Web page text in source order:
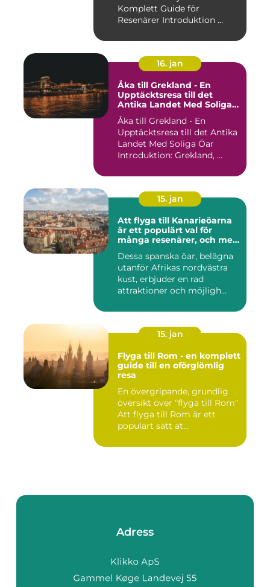
Komplett Guide för
Resenärer Introduktion ...
16. jan
Åka till Grekland - En
Upptäcktsresa till det
Antika Landet Med Soliga
Öar
Åka till Grekland - En
Upptäcktsresa till det Antika
Landet Med Soliga Öar
Introduktion: Grekland, ...
15. jan
Att flyga till Kanarieöarna
är ett populärt val för
många resenärer, och med
Dessa spanska öar, belägna
utanför Afrikas nordvästra
kust, erbjuder en rad
attraktioner och möjligh...
15. jan
Flyga till Rom - en komplett
guide till en oförglömlig
resa
En övergripande, grundlig
översikt över "flyga till Rom"
Att flyga till Rom är ett
populärt sätt at...
Adress